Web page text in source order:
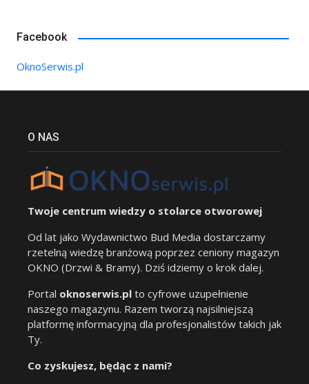
Facebook
OknoSerwis.pl
O NAS
Twoje centrum wiedzy o stolarce otworowej
Od lat jako Wydawnictwo Bud Media dostarczamy
rzetelną wiedzę branżową poprzez ceniony magazyn
OKNO (Drzwi & Bramy). Dziś idziemy o krok dalej.
Portal oknoserwis.pl to cyfrowe uzupełnienie
naszego magazynu. Razem tworzą najsilniejszą
platformę informacyjną dla profesjonalistów takich jak
Ty.
Co zyskujesz, będąc z nami?